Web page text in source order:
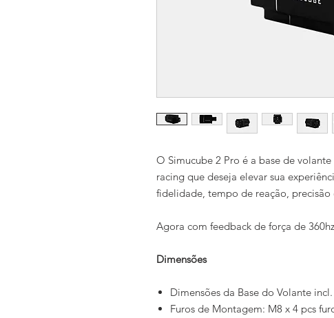
O Simucube 2 Pro é a base de
racing que deseja elevar sua
fidelidade, tempo de reação, precisão
Agora com feedback de força de
Dimensões
Dimensões da Base do Volante
Furos de Montagem: M8 x 4 pcs